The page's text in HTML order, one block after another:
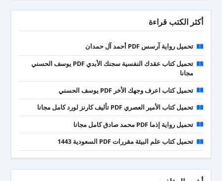
أكثر الكتب قراءة
تحميل رواية آرسس PDF أحمد آل حمدان
تحميل كتاب عقدك النفسية سجنك الأبدي PDF يوسف الحسني
مجانا
تحميل كتاب اعرف وجهك الأخر PDF يوسف الحسني
تحميل كتاب الأمير العصري PDF تأليف كارنز لورد كامل مجانا
تحميل رواية إذما PDF محمد صادق كامل مجانا
تحميل كتاب علم البيئة مقررات PDF السعودية 1443